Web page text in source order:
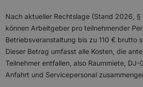
Nach aktueller Rechtslage (Stand 2026, §
können Arbeitgeber pro teilnehmender
Betriebsveranstaltung bis zu 110 € brutto
Dieser Betrag umfasst alle Kosten, die
Teilnehmer entfallen, also Raummiete, DJ-
Anfahrt und Servicepersonal